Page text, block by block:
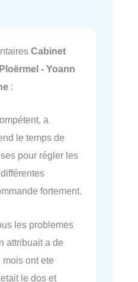
Cabinet
- Yoann
:
a
le temps de
pour régler les
fortement.
les problemes
attribuait a de
ont ete
le dos et